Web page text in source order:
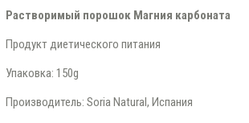
Растворимый порошок Магния карбоната
Продукт диетического питания
Упаковка: 150g
Производитель: Soria Natural, Испания